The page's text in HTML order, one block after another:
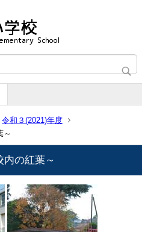
令和３(2021)年度
～
の紅葉～